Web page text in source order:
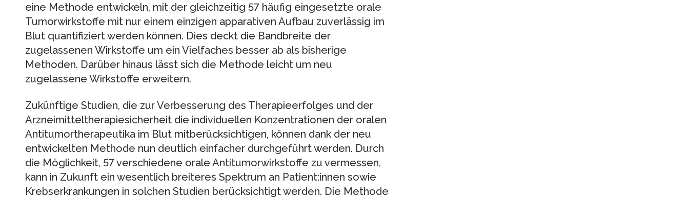
eine Methode entwickeln, mit der gleichzeitig 57 häufig eingesetzte orale
Tumorwirkstoffe mit nur einem einzigen apparativen Aufbau zuverlässig im
Blut quantifiziert werden können. Dies deckt die Bandbreite der
zugelassenen Wirkstoffe um ein Vielfaches besser ab als bisherige
Methoden. Darüber hinaus lässt sich die Methode leicht um neu
zugelassene Wirkstoffe erweitern.
Zukünftige Studien, die zur Verbesserung des Therapieerfolges und der
Arzneimitteltherapiesicherheit die individuellen Konzentrationen der oralen
Antitumortherapeutika im Blut mitberücksichtigen, können dank der neu
entwickelten Methode nun deutlich einfacher durchgeführt werden. Durch
die Möglichkeit, 57 verschiedene orale Antitumorwirkstoffe zu vermessen,
kann in Zukunft ein wesentlich breiteres Spektrum an Patient:innen sowie
Krebserkrankungen in solchen Studien berücksichtigt werden. Die Methode